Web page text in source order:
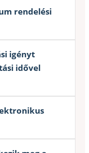
rendelési
igényt
idővel